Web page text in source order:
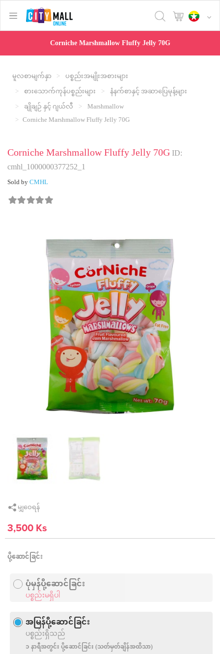
text.skipToContent
text.skipToNavigation
Corniche Marshmallow Fluffy Jelly 70G
မူလစာမျက်နှာ
ပစ္စည်းအမျိုးအစားများ
စားသောက်ကုန်ပစ္စည်းများ
နံနက်စာနှင့် အဆာပြေမုန့်များ
ချိုချဉ် နှင့် ဂျယ်လီ
Marshmallow
Corniche Marshmallow Fluffy Jelly 70G
Corniche Marshmallow Fluffy Jelly 70GID:
cmhl_1000000377252_1
Sold byCMHL
မျှဝေရန်
3,500 Ks
ပို့ဆောင်ခြင်း
ပုံမှန်ပို့ဆောင်ခြင်း
ပစ္စည်းမရှိပါ
အမြန်ပို့ဆောင်ခြင်း
ပစ္စည်းရှိသည်
၁ နာရီအတွင်း ပို့‌ဆောင်ခြင်း (သတ်မှတ်ချိန်အထိသာ)